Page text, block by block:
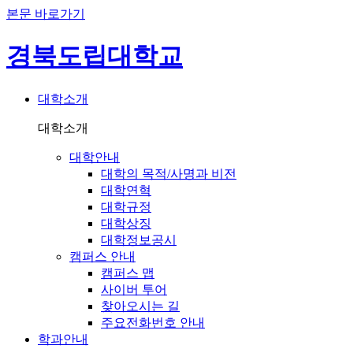
본문 바로가기
경북도립대학교
대학소개
대학소개
대학안내
대학의 목적/사명과 비전
대학연혁
대학규정
대학상징
대학정보공시
캠퍼스 안내
캠퍼스 맵
사이버 투어
찾아오시는 길
주요전화번호 안내
학과안내